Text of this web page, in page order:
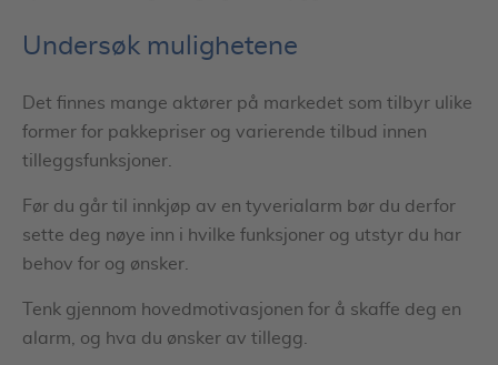
Undersøk mulighetene
Det finnes mange aktører på markedet som tilbyr ulike
former for pakkepriser og varierende tilbud innen
tilleggsfunksjoner.
Før du går til innkjøp av en tyverialarm bør du derfor
sette deg nøye inn i hvilke funksjoner og utstyr du har
behov for og ønsker.
Tenk gjennom hovedmotivasjonen for å skaffe deg en
alarm, og hva du ønsker av tillegg.